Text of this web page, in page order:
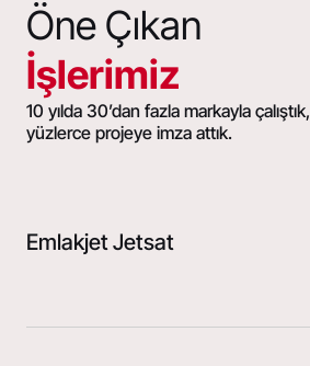
Öne Çıkan
İşlerimiz
10 yılda 30’dan fazla markayla çalıştık,
yüzlerce projeye imza attık.
Emlakjet Jetsat